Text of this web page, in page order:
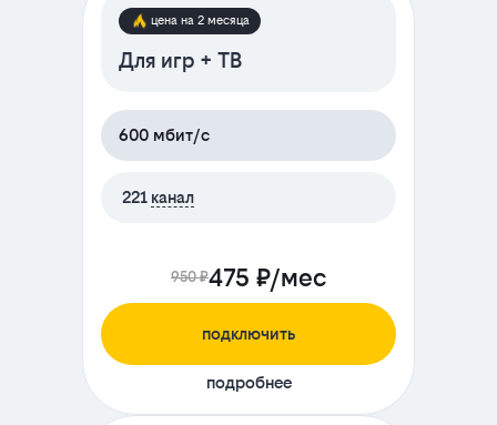
цена на 2 месяца
Для игр + ТВ
600 мбит/с
221 канал
950 ₽475 ₽/мес
подключить
подробнее